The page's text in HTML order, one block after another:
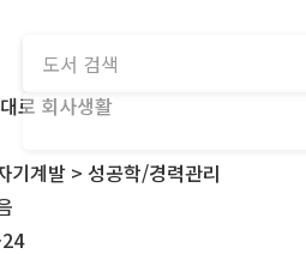
로 회사생활
기계발 > 성공학/경력관리